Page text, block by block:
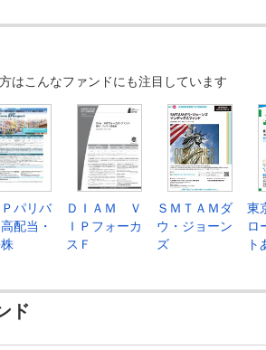
+335
7,808 +79
7,729 +479
7,250 +86
7,164 +488
6,676 -139 -
はこんなファンドにも注目しています
Ｐパリバ
配当・
ＤＩＡＭ Ｖ
ＩＰフォーカ
スＦ
ＳＭＴＡＭダ
ウ・ジョーン
ズ
東
ロ
ト
ド